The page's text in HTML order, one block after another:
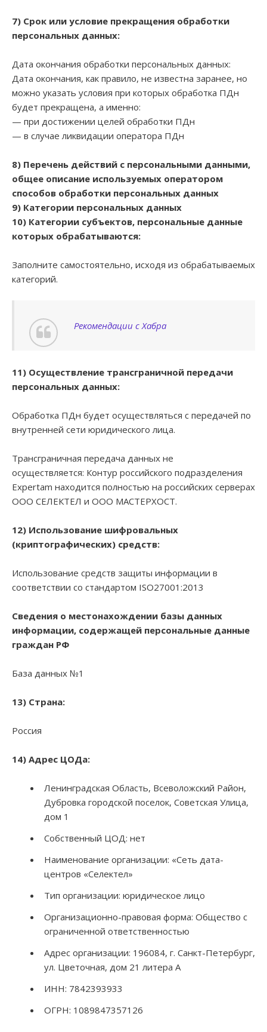
7) Срок или условие прекращения обработки
персональных данных:
Дата окончания обработки персональных данных:
Дата окончания, как правило, не известна заранее, но
можно указать условия при которых обработка ПДн
будет прекращена, а именно:
— при достижении целей обработки ПДн
— в случае ликвидации оператора ПДн
8) Перечень действий с персональными данными,
общее описание используемых оператором
способов обработки персональных данных
9) Категории персональных данных
10) Категории субъектов, персональные данные
которых обрабатываются:
Заполните самостоятельно, исходя из обрабатываемых
категорий.
Рекомендации с Хабра
11) Осуществление трансграничной передачи
персональных данных:
Обработка ПДн будет осуществляться с передачей по
внутренней сети юридического лица.
Трансграничная передача данных не
осуществляется: Контур российского подразделения
Expertam находится полностью на российских серверах
ООО СЕЛЕКТЕЛ и ООО МАСТЕРХОСТ.
12) Использование шифровальных
(криптографических) средств:
Использование средств защиты информации в
соответствии со стандартом ISO27001:2013
Сведения о местонахождении базы данных
информации, содержащей персональные данные
граждан РФ
База данных №1
13) Страна:
Россия
14) Адрес ЦОДа:
Ленинградская Область, Всеволожский Район,
Дубровка городской поселок, Советская Улица,
дом 1
Собственный ЦОД: нет
Наименование организации: «Сеть дата-
центров «Селектел»
Тип организации: юридическое лицо
Организационно-правовая форма: Общество с
ограниченной ответственностью
Адрес организации: 196084, г. Санкт-Петербург,
ул. Цветочная, дом 21 литера А
ИНН: 7842393933
ОГРН: 1089847357126